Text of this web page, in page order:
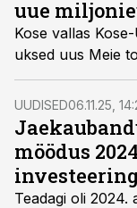
uue
Kose vallas
uksed uus Meie
UUDISED06.11.25,
möödus
Teadagi oli 2024.